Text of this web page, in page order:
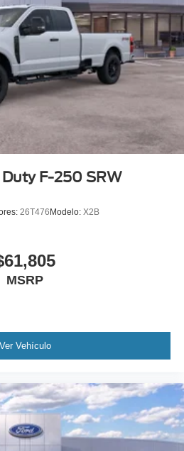
F-250 SRW
26T476Modelo: X2B
MSRP
Ver Vehículo